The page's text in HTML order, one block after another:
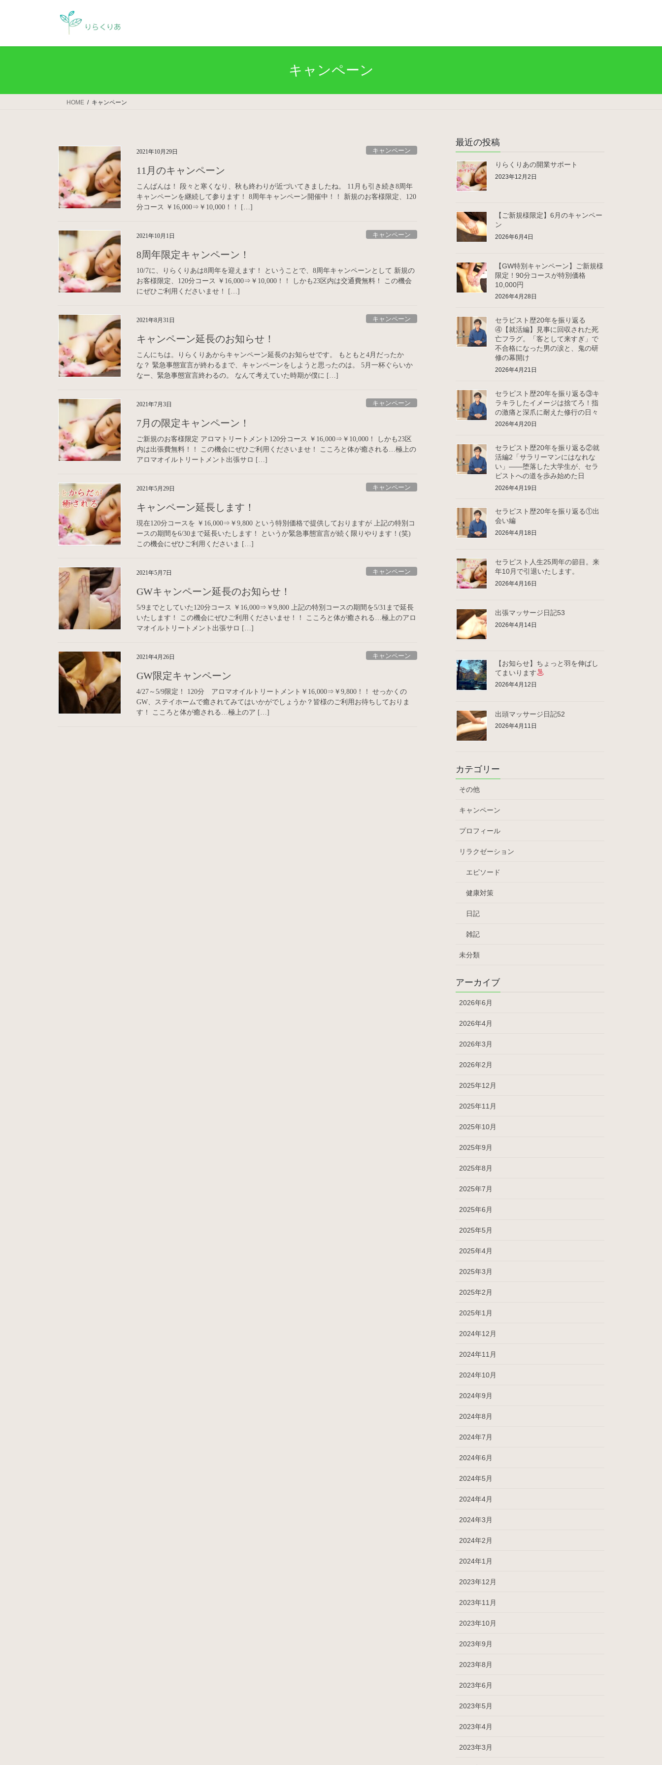
キャンペーン
HOME キャンペーン
2021年10月29日 キャンペーン
11月のキャンペーン
こんばんは！ 段々と寒くなり、秋も終わりが近づいてきましたね。 11月も引き続き8周年
キャンペーンを継続して参ります！ 8周年キャンペーン開催中！！ 新規のお客様限定、120
分コース ￥16,000⇒￥10,000！！ […]
2021年10月1日 キャンペーン
8周年限定キャンペーン！
10/7に、りらくりあは8周年を迎えます！ ということで、8周年キャンペーンとして 新規の
お客様限定、120分コース ￥16,000⇒￥10,000！！ しかも23区内は交通費無料！ この機会
にぜひご利用くださいませ！ […]
2021年8月31日 キャンペーン
キャンペーン延長のお知らせ！
こんにちは。りらくりあからキャンペーン延長のお知らせです。 もともと4月だったか
な？ 緊急事態宣言が終わるまで、キャンペーンをしようと思ったのは。 5月一杯ぐらいか
なー、緊急事態宣言終わるの。 なんて考えていた時期が僕に […]
2021年7月3日 キャンペーン
7月の限定キャンペーン！
ご新規のお客様限定 アロマトリートメント120分コース ￥16,000⇒￥10,000！ しかも23区
内は出張費無料！！ この機会にぜひご利用くださいませ！ こころと体が癒される…極上の
アロマオイルトリートメント出張サロ […]
2021年5月29日 キャンペーン
キャンペーン延長します！
現在120分コースを ￥16,000⇒￥9,800 という特別価格で提供しておりますが 上記の特別コ
ースの期間を6/30まで延長いたします！ というか緊急事態宣言が続く限りやります！(笑)
この機会にぜひご利用くださいま […]
2021年5月7日 キャンペーン
GWキャンペーン延長のお知らせ！
5/9までとしていた120分コース ￥16,000⇒￥9,800 上記の特別コースの期間を5/31まで延長
いたします！ この機会にぜひご利用くださいませ！！ こころと体が癒される…極上のアロ
マオイルトリートメント出張サロ […]
2021年4月26日 キャンペーン
GW限定キャンペーン
4/27～5/9限定！ 120分 アロマオイルトリートメント￥16,000⇒￥9,800！！ せっかくの
GW、ステイホームで癒されてみてはいかがでしょうか？皆様のご利用お待ちしておりま
す！ こころと体が癒される…極上のア […]
最近の投稿
りらくりあの開業サポート
2023年12月2日
【ご新規様限定】6月のキャンペー
ン
2026年6月4日
【GW特別キャンペーン】ご新規様
限定！90分コースが特別価格
10,000円
2026年4月28日
セラピスト歴20年を振り返る
④【就活編】見事に回収された死
亡フラグ。「客として来すぎ」で
不合格になった男の涙と、鬼の研
修の幕開け
2026年4月21日
セラピスト歴20年を振り返る③キ
ラキラしたイメージは捨てろ！指
の激痛と深爪に耐えた修行の日々
2026年4月20日
セラピスト歴20年を振り返る②就
活編2「サラリーマンにはなれな
い」――堕落した大学生が、セラ
ピストへの道を歩み始めた日
2026年4月19日
セラピスト歴20年を振り返る①出
会い編
2026年4月18日
セラピスト人生25周年の節目。来
年10月で引退いたします。
2026年4月16日
出張マッサージ日記53
2026年4月14日
【お知らせ】ちょっと羽を伸ばし
てまいります
2026年4月12日
出頭マッサージ日記52
2026年4月11日
カテゴリー
その他
キャンペーン
プロフィール
リラクゼーション
エピソード
健康対策
日記
雑記
未分類
アーカイブ
2026年6月
2026年4月
2026年3月
2026年2月
2025年12月
2025年11月
2025年10月
2025年9月
2025年8月
2025年7月
2025年6月
2025年5月
2025年4月
2025年3月
2025年2月
2025年1月
2024年12月
2024年11月
2024年10月
2024年9月
2024年8月
2024年7月
2024年6月
2024年5月
2024年4月
2024年3月
2024年2月
2024年1月
2023年12月
2023年11月
2023年10月
2023年9月
2023年8月
2023年6月
2023年5月
2023年4月
2023年3月